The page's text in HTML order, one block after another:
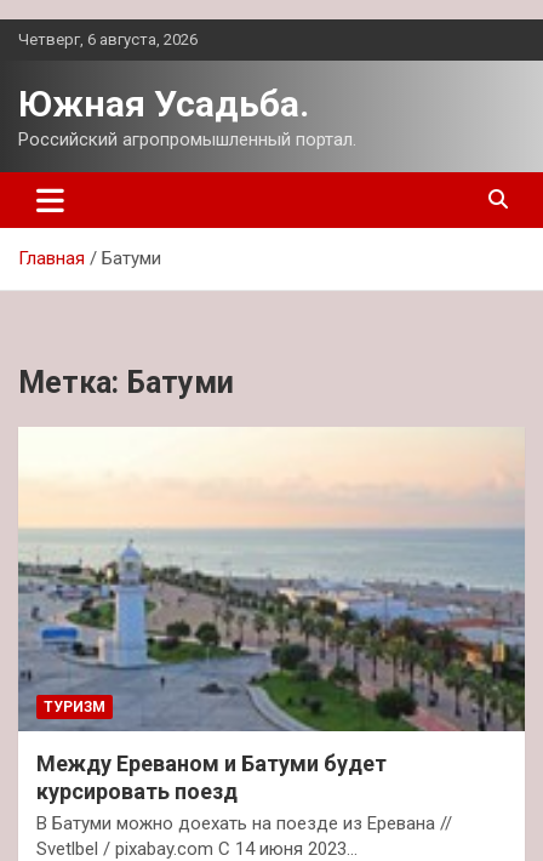
Перейти
Четверг, 6 августа, 2026
Южная Усадьба.
Российский агропромышленный портал.
Главная Батуми
Метка: Батуми
ТУРИЗМ
Между Ереваном и Батуми будет
курсировать поезд
В Батуми можно доехать на поезде из Еревана //
Svetlbel / pixabay.com С 14 июня 2023…